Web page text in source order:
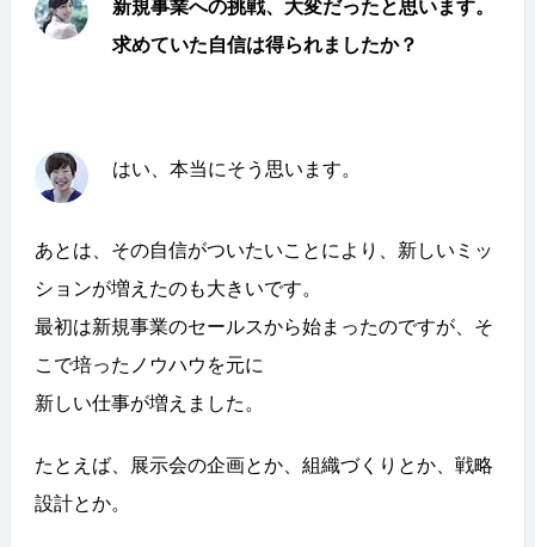
新規事業への挑戦、大変だったと思います。
求めていた自信は得られましたか？
はい、本当にそう思います。
あとは、その自信がついたいことにより、新しいミッ
ションが増えたのも大きいです。
最初は新規事業のセールスから始まったのですが、そ
こで培ったノウハウを元に
新しい仕事が増えました。
たとえば、展示会の企画とか、組織づくりとか、戦略
設計とか。